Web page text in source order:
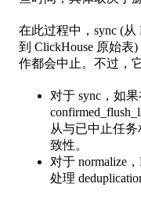
在此过程中，sync (从
到 ClickHouse 原始表
作都会中止。不过，
对于 sync，如
从与已中止任
致性。
对于 normalize
处理